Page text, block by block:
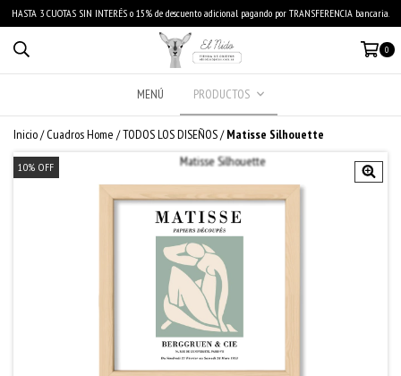
HASTA 3 CUOTAS SIN INTERÉS o 15% de descuento adicional pagando por TRANSFERENCIA bancaria.
0
MENÚ PRODUCTOS
Inicio/ Cuadros Home /TODOS LOS DISEÑOS/ Matisse Silhouette
10% OFF